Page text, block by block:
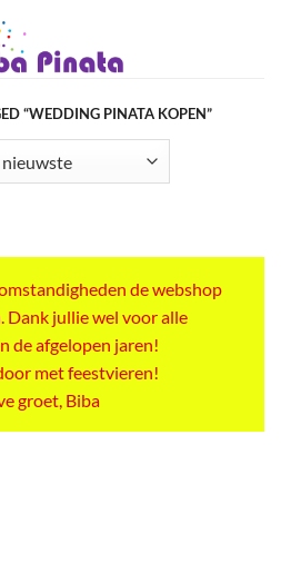
“WEDDING PINATA KOPEN”
de webshop
Dank jullie wel voor alle
de afgelopen jaren!
met feestvieren!
groet, Biba